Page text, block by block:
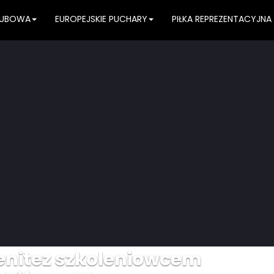
EUROPEJSKIE PUCHARY PIŁKA REPREZENTACYJNA
szkoleniowcem